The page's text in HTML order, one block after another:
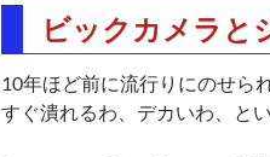
ビックカメラと
10年ほど前に流行りにのせら
すぐ潰れるわ、デカいわ、と